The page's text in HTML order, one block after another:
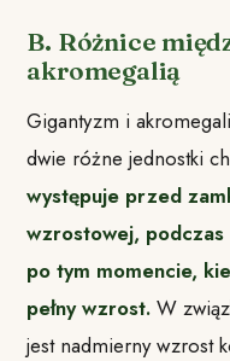
B. Różnice
akromegalią
Gigantyzm i
dwie różne jednostki
występuje przed
wzrostowej,
po tym momencie,
pełny wzrost.W
jest nadmierny wzrost